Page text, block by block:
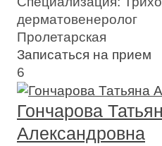
дерматовенеролог
Пролетарская
Записаться на прием
6
Гончарова
Александровна